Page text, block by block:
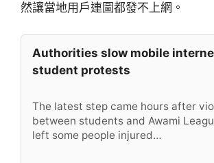
然讓當地用戶連圖都發不上網。
Authorities slow mobile
student protests
The latest step came hours after
between students and Awami
left some people injured…